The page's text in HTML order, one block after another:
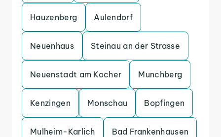
Hauzenberg Aulendorf
Neuenhaus Steinau an der Strasse
Neuenstadt am Kocher Munchberg
Kenzingen Monschau Bopfingen
Mulheim-Karlich Bad Frankenhausen